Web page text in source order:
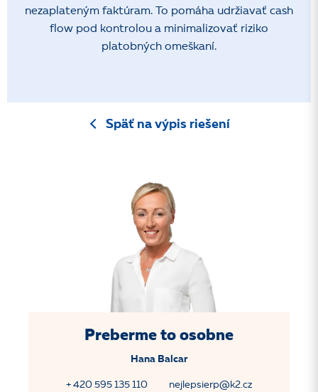
nezaplateným faktúram. To pomáha udržiavať cash
flow pod kontrolou a minimalizovať riziko
platobných omeškaní.
Späť na výpis riešení
Preberme to osobne
Hana Balcar
+ 420 595 135 110 nejlepsierp@k2.cz